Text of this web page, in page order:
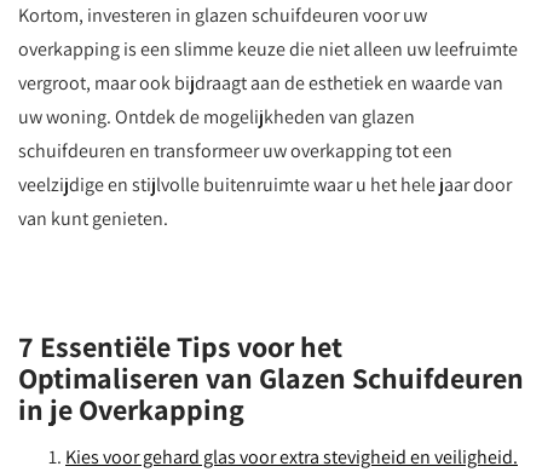
Kortom, investeren in glazen schuifdeuren voor uw
overkapping is een slimme keuze die niet alleen uw leefruimte
vergroot, maar ook bijdraagt aan de esthetiek en waarde van
uw woning. Ontdek de mogelijkheden van glazen
schuifdeuren en transformeer uw overkapping tot een
veelzijdige en stijlvolle buitenruimte waar u het hele jaar door
van kunt genieten.
7 Essentiële Tips voor het
Optimaliseren van Glazen Schuifdeuren
in je Overkapping
Kies voor gehard glas voor extra stevigheid en veiligheid.